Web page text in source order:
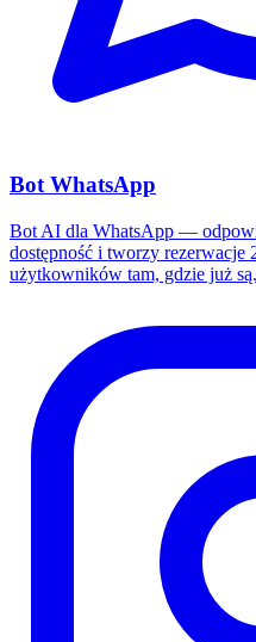
Bot WhatsApp
Bot AI dla WhatsApp —
dostępność i tworzy
użytkowników tam, gdzie już są.